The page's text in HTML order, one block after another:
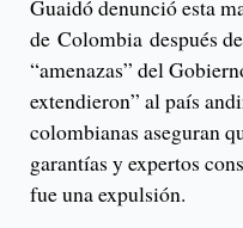
Guaidó denunció esta
de Colombia después
“amenazas” del
extendieron” al país
colombianas aseguran
garantías y expertos
fue una expulsión.